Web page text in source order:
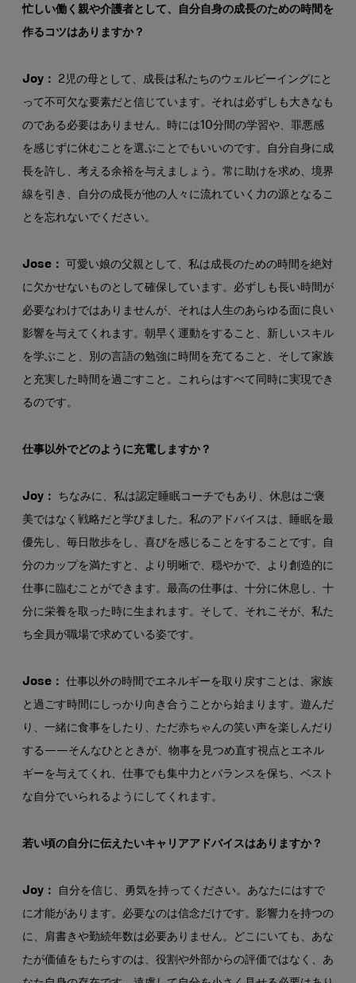
忙しい働く親や介護者として、自分自身の成長のための時間を
作るコツはありますか？
Joy： 2児の母として、成長は私たちのウェルビーイングにと
って不可欠な要素だと信じています。それは必ずしも大きなも
のである必要はありません。時には10分間の学習や、罪悪感
を感じずに休むことを選ぶことでもいいのです。自分自身に成
長を許し、考える余裕を与えましょう。常に助けを求め、境界
線を引き、自分の成長が他の人々に流れていく力の源となるこ
とを忘れないでください。
Jose： 可愛い娘の父親として、私は成長のための時間を絶対
に欠かせないものとして確保しています。必ずしも長い時間が
必要なわけではありませんが、それは人生のあらゆる面に良い
影響を与えてくれます。朝早く運動をすること、新しいスキル
を学ぶこと、別の言語の勉強に時間を充てること、そして家族
と充実した時間を過ごすこと。これらはすべて同時に実現でき
るのです。
仕事以外でどのように充電しますか？
Joy： ちなみに、私は認定睡眠コーチでもあり、休息はご褒
美ではなく戦略だと学びました。私のアドバイスは、睡眠を最
優先し、毎日散歩をし、喜びを感じることをすることです。自
分のカップを満たすと、より明晰で、穏やかで、より創造的に
仕事に臨むことができます。最高の仕事は、十分に休息し、十
分に栄養を取った時に生まれます。そして、それこそが、私た
ち全員が職場で求めている姿です。
Jose： 仕事以外の時間でエネルギーを取り戻すことは、家族
と過ごす時間にしっかり向き合うことから始まります。遊んだ
り、一緒に食事をしたり、ただ赤ちゃんの笑い声を楽しんだり
する——そんなひとときが、物事を見つめ直す視点とエネル
ギーを与えてくれ、仕事でも集中力とバランスを保ち、ベスト
な自分でいられるようにしてくれます。
若い頃の自分に伝えたいキャリアアドバイスはありますか？
Joy： 自分を信じ、勇気を持ってください。あなたにはすで
に才能があります。必要なのは信念だけです。影響力を持つの
に、肩書きや勤続年数は必要ありません。どこにいても、あな
たが価値をもたらすのは、役割や外部からの評価ではなく、あ